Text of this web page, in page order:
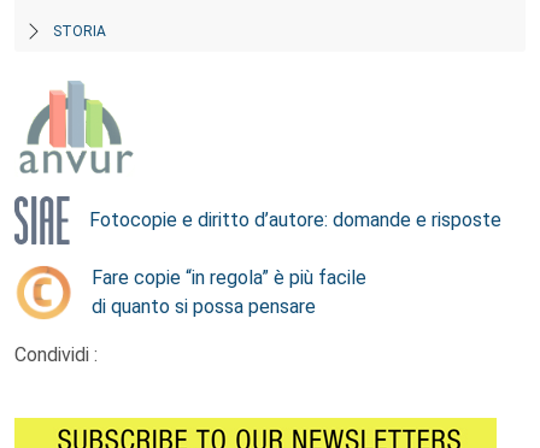
STORIA
Fotocopie e diritto d’autore: domande e risposte
Fare copie “in regola” è più facile
di quanto si possa pensare
Condividi :